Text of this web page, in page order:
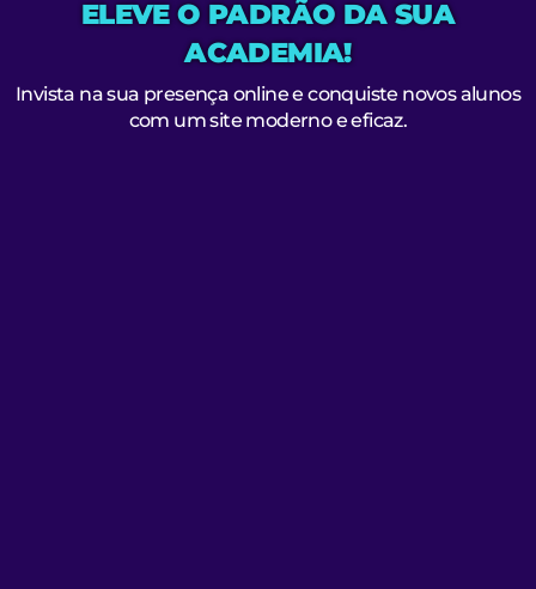
ELEVE O PADRÃO DA SUA
ACADEMIA!
Invista na sua presença online e conquiste novos alunos
com um site moderno e eficaz.